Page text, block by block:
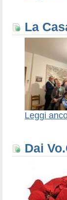
La
Leggi
Dai